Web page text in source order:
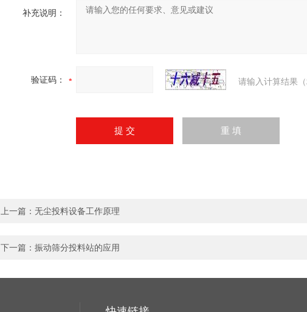
补充说明：
验证码： 请输入计算结果
上一篇： 无尘投料设备工作原理
下一篇： 振动筛分投料站的应用